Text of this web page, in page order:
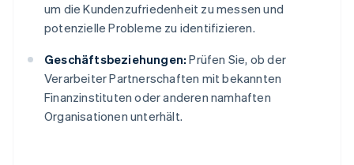
um die Kundenzufriedenheit zu messen und
potenzielle Probleme zu identifizieren.
Geschäftsbeziehungen: Prüfen Sie, ob der
Verarbeiter Partnerschaften mit bekannten
Finanzinstituten oder anderen namhaften
Organisationen unterhält.